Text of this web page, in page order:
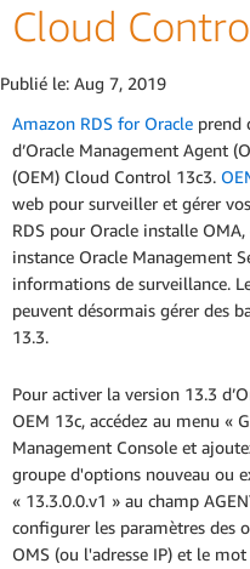
Cloud
Publié le: Aug 7, 2019
Amazon RDS for Oracle prend
d’Oracle Management Agent
(OEM) Cloud Control 13c3.
web pour surveiller et gérer
RDS pour Oracle installe
instance Oracle Management
informations de surveillance.
peuvent désormais gérer des
13.3.
Pour activer la version 13.3
OEM 13c, accédez au menu «
Management Console et
groupe d'options nouveau ou
« 13.3.0.0.v1 » au champ
configurer les paramètres des
OMS (ou l'adresse IP) et le